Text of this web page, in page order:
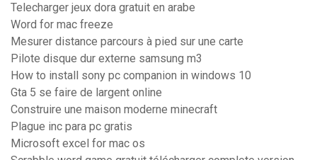
Telecharger jeux dora gratuit en arabe
Word for mac freeze
Mesurer distance parcours à pied sur une carte
Pilote disque dur externe samsung m3
How to install sony pc companion in windows 10
Gta 5 se faire de largent online
Construire une maison moderne minecraft
Plague inc para pc gratis
Microsoft excel for mac os